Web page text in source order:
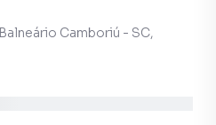
Camboriú - SC,